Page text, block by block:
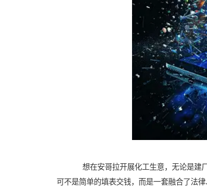
想在安哥拉开展化工生意，无论是建
可不是简单的填表交钱，而是一套融合了法